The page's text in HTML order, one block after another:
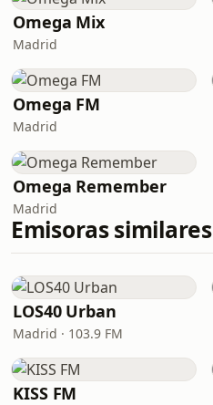
Omega Mix
Madrid
Omega FM
Madrid
Omega Remember
Madrid
Emisoras similares
LOS40 Urban
Madrid · 103.9 FM
KISS FM